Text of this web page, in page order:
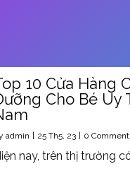
10 Cửa Hàng
Cho Bé Uy
admin 25 Th5, 23 0
nay, trên thị trường